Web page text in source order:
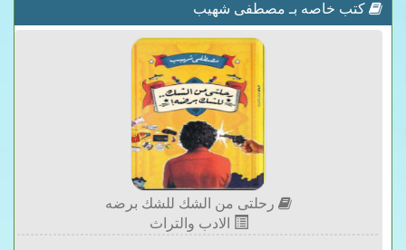
كتب خاصه بـ مصطفى شهيب
رحلتى من الشك للشك برضه
الادب والتراث